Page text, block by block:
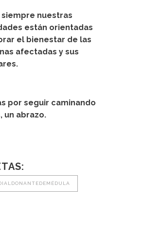
siempre nuestras
están orientadas
el bienestar de las
afectadas y sus
por seguir caminando
un abrazo.